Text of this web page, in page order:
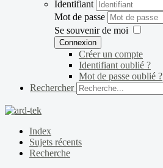
Identifiant
Mot de passe
Se souvenir de moi
Connexion
Créer un compte
Identifiant oublié ?
Mot de passe oublié ?
Rechercher
Index
Sujets récents
Recherche